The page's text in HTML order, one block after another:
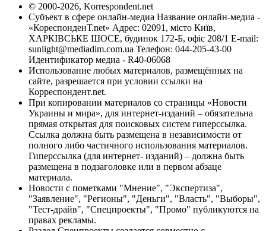
© 2000-2026, Korrespondent.net
Субъект в сфере онлайн-медиа Название онлайн-медиа -
«КореспонденТ.net» Адрес: 02091, місто Київ,
ХАРКІВСЬКЕ ШОСЕ, будинок 172-Б, офіс 208/1 E-mail:
sunlight@mediadim.com.ua Телефон: 044-205-43-00
Идентификатор медиа - R40-06068
Использование любых материалов, размещённых на
сайте, разрешается при условии ссылки на
Корреспондент.net.
При копировании материалов со страницы «Новости
Украины и мира», для интернет-изданий – обязательна
прямая открытая для поисковых систем гиперссылка.
Ссылка должна быть размещена в независимости от
полного либо частичного использования материалов.
Гиперссылка (для интернет- изданий) – должна быть
размещена в подзаголовке или в первом абзаце
материала.
Новости с пометками "Мнение", "Экспертиза",
"Заявление", "Регионы", "Деньги", "Власть", "Выборы",
"Тест-драйв", "Спецпроекты", "Промо" публикуются на
правах рекламы.